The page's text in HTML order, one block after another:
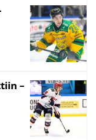
–